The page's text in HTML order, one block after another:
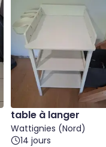
table à langer
Wattignies (Nord)
14 jours